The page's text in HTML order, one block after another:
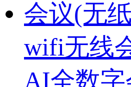
会议(无
wifi无线
AI全数字